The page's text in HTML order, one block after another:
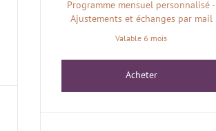
Programme mensuel personnalisé -
Ajustements et échanges par mail
Valable 6 mois
Acheter